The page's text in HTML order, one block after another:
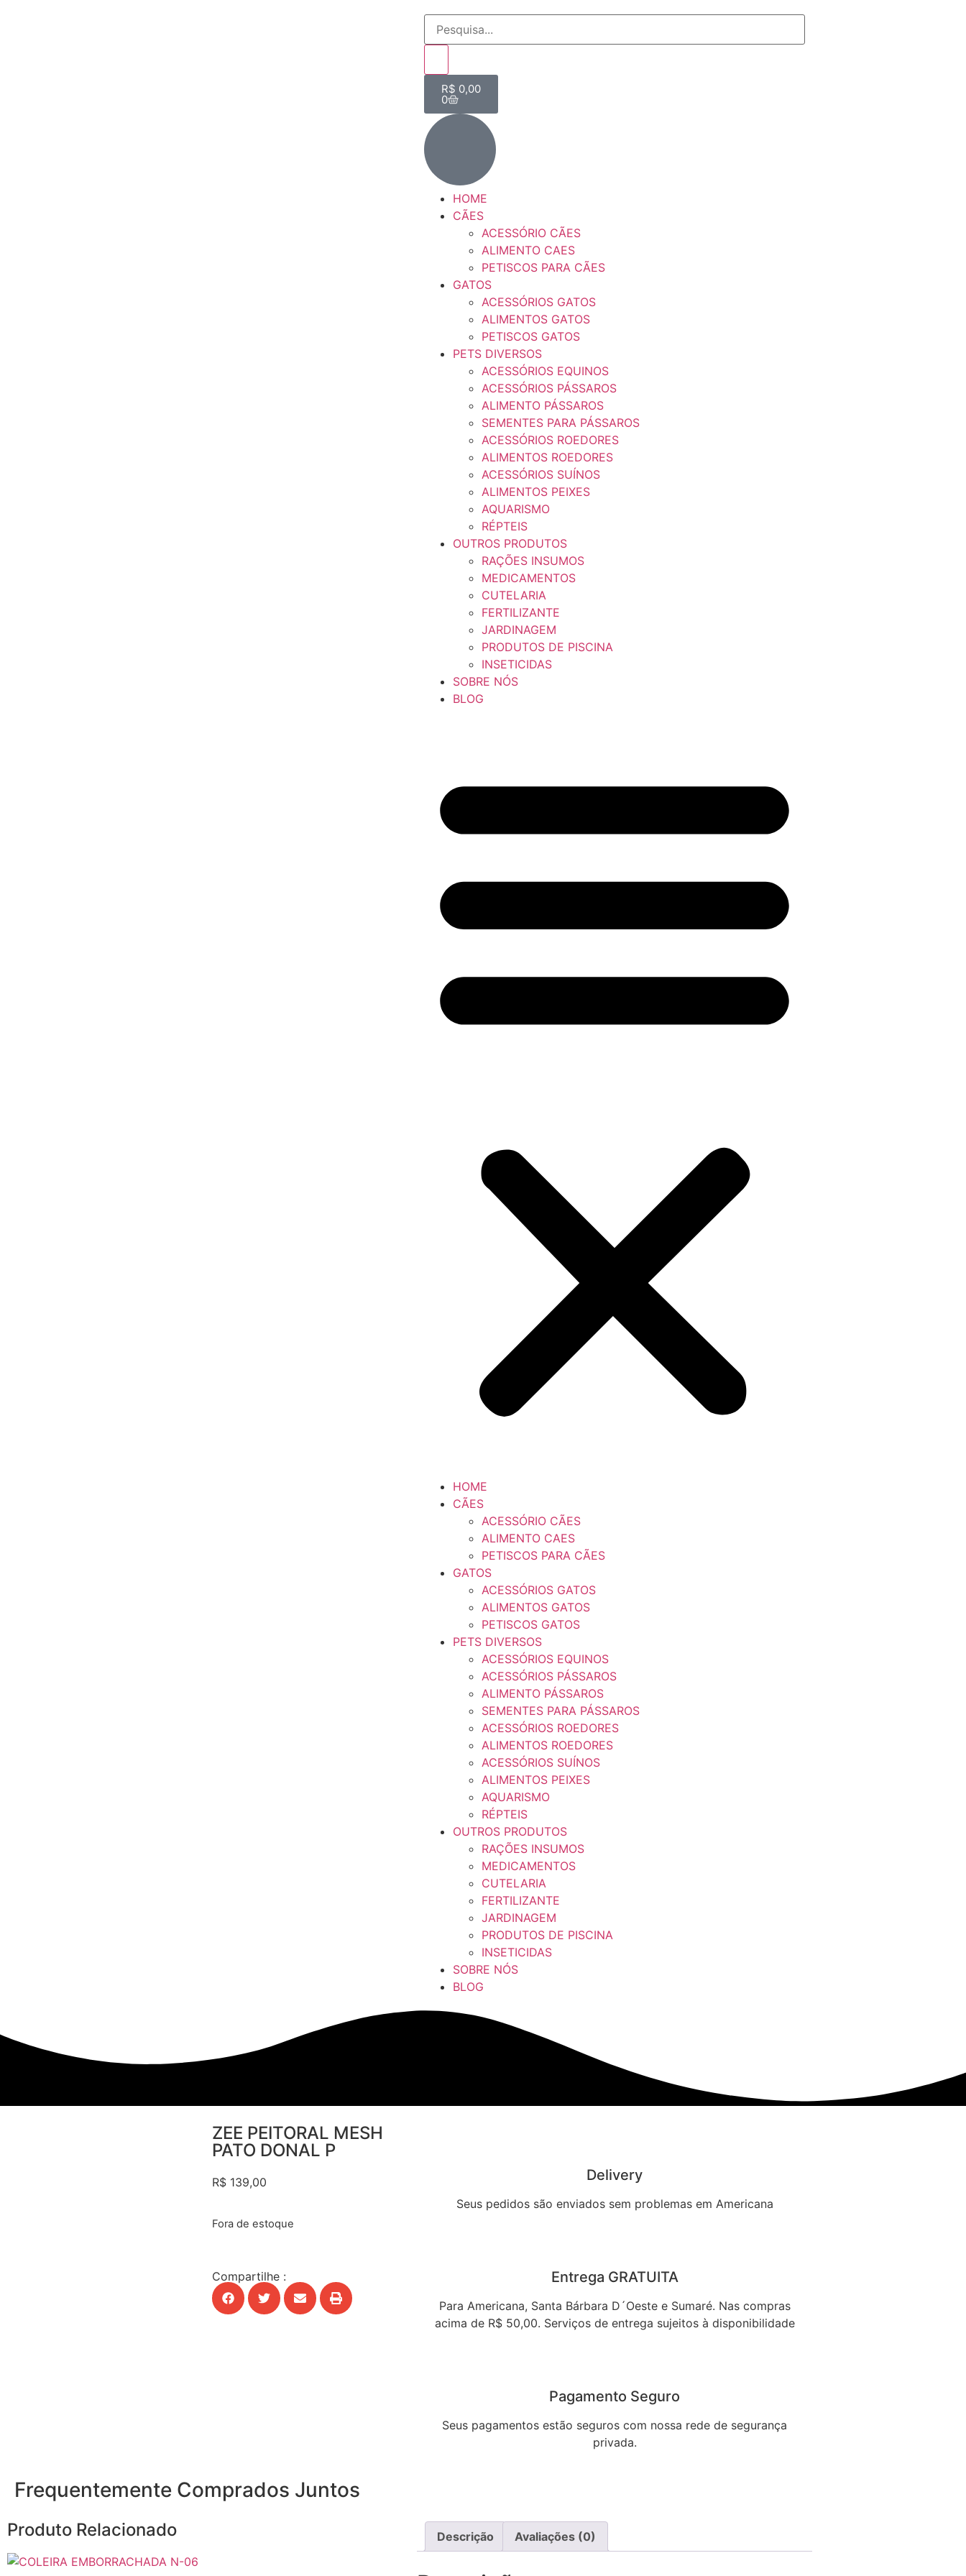
R$ 0,00
0
HOME
CÃES
ACESSÓRIO CÃES
ALIMENTO CAES
PETISCOS PARA CÃES
GATOS
ACESSÓRIOS GATOS
ALIMENTOS GATOS
PETISCOS GATOS
PETS DIVERSOS
ACESSÓRIOS EQUINOS
ACESSÓRIOS PÁSSAROS
ALIMENTO PÁSSAROS
SEMENTES PARA PÁSSAROS
ACESSÓRIOS ROEDORES
ALIMENTOS ROEDORES
ACESSÓRIOS SUÍNOS
ALIMENTOS PEIXES
AQUARISMO
RÉPTEIS
OUTROS PRODUTOS
RAÇÕES INSUMOS
MEDICAMENTOS
CUTELARIA
FERTILIZANTE
JARDINAGEM
PRODUTOS DE PISCINA
INSETICIDAS
SOBRE NÓS
BLOG
HOME
CÃES
ACESSÓRIO CÃES
ALIMENTO CAES
PETISCOS PARA CÃES
GATOS
ACESSÓRIOS GATOS
ALIMENTOS GATOS
PETISCOS GATOS
PETS DIVERSOS
ACESSÓRIOS EQUINOS
ACESSÓRIOS PÁSSAROS
ALIMENTO PÁSSAROS
SEMENTES PARA PÁSSAROS
ACESSÓRIOS ROEDORES
ALIMENTOS ROEDORES
ACESSÓRIOS SUÍNOS
ALIMENTOS PEIXES
AQUARISMO
RÉPTEIS
OUTROS PRODUTOS
RAÇÕES INSUMOS
MEDICAMENTOS
CUTELARIA
FERTILIZANTE
JARDINAGEM
PRODUTOS DE PISCINA
INSETICIDAS
SOBRE NÓS
BLOG
ZEE PEITORAL MESH
PATO DONAL P
R$ 139,00
Fora de estoque
Compartilhe :
Delivery
Seus pedidos são enviados sem problemas em Americana
Entrega GRATUITA
Para Americana, Santa Bárbara D´Oeste e Sumaré. Nas compras
acima de R$ 50,00. Serviços de entrega sujeitos à disponibilidade
Pagamento Seguro
Seus pagamentos estão seguros com nossa rede de segurança
privada.
Frequentemente Comprados Juntos
Produto Relacionado Descrição Avaliações (0)